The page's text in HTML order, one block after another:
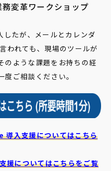
変革ワークショップ
たが、メールとカレンダ
われても、現場のツールが
のような課題をお持ちの経
ご相談ください。
入支援についてはこちら
援についてはこちらをご覧